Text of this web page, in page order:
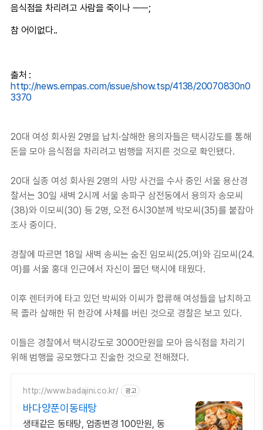
음식점을 차리려고 사람을 죽이나 ㅡㅡ;
참 어이없다..
출처 :
http://news.empas.com/issue/show.tsp/4138/20070830n0
3370
20대 여성 회사원 2명을 납치·살해한 용의자들은 택시강도를 통해
돈을 모아 음식점을 차리려고 범행을 저지른 것으로 확인됐다.
20대 실종 여성 회사원 2명의 사망 사건을 수사 중인 서울 용산경
찰서는 30일 새벽 2시께 서울 송파구 삼전동에서 용의자 송모씨
(38)와 이모씨(30) 등 2명, 오전 6시30분께 박모씨(35)를 붙잡아
조사 중이다.
경찰에 따르면 18일 새벽 송씨는 숨진 임모씨(25.여)와 김모씨(24.
여)를 서울 홍대 인근에서 자신이 몰던 택시에 태웠다.
이후 렌터카에 타고 있던 박씨와 이씨가 합류해 여성들을 납치하고
목 졸라 살해한 뒤 한강에 사체를 버린 것으로 경찰은 보고 있다.
이들은 경찰에서 택시강도로 3000만원을 모아 음식점을 차리기
위해 범행을 공모했다고 진술한 것으로 전해졌다.
http://www.badajini.co.kr/ 광고
바다양푼이동태탕
생태같은 동태탕, 업종변경 100만원, 동